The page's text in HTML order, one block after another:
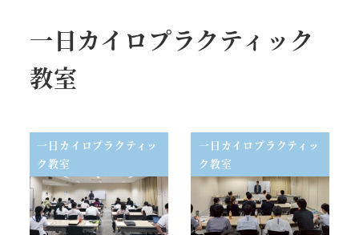
一日カイロプラクティック
教室
一日カイロプラクティッ
ク教室
一日カイロプラクティッ
ク教室